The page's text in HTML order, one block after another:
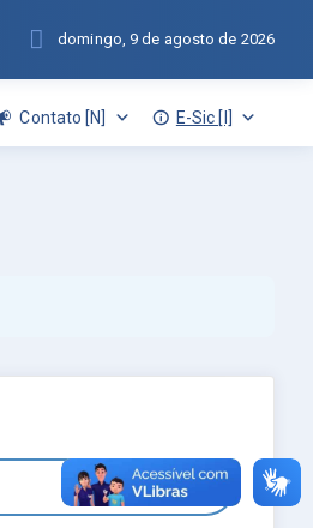
Contato [N] E-Sic [I]
domingo, 9 de agosto de 2026